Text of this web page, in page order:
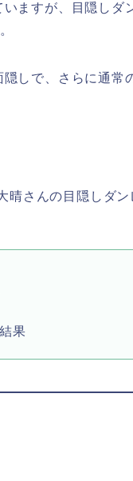
ますが、目隠しダ
しで、さらに通常
さんの目隠しダン
果